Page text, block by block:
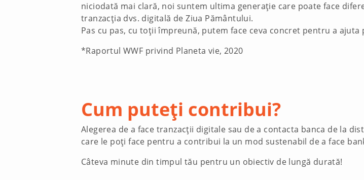
niciodată mai clară, noi suntem ultima generație care poate face
tranzacția dvs. digitală de Ziua Pământului.
Pas cu pas, cu toții împreună, putem face ceva concret pentru a ajuta
*Raportul WWF privind Planeta vie, 2020
Cum puteți contribui?
Alegerea de a face tranzacții digitale sau de a contacta banca de la
care le poți face pentru a contribui la un mod sustenabil de a face
Câteva minute din timpul tău pentru un obiectiv de lungă durată!